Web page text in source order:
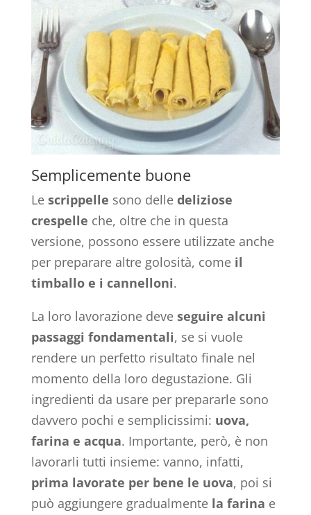
Semplicemente buone
Le scrippelle sono delle deliziose
crespelle che, oltre che in questa
versione, possono essere utilizzate anche
per preparare altre golosità, come il
timballo e i cannelloni.
La loro lavorazione deve seguire alcuni
passaggi fondamentali, se si vuole
rendere un perfetto risultato finale nel
momento della loro degustazione. Gli
ingredienti da usare per prepararle sono
davvero pochi e semplicissimi: uova,
farina e acqua. Importante, però, è non
lavorarli tutti insieme: vanno, infatti,
prima lavorate per bene le uova, poi si
può aggiungere gradualmente la farina e